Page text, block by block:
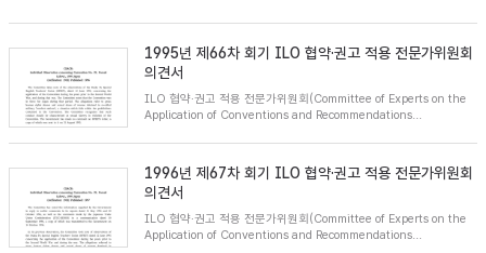
1995년 제66차 회기 ILO 협약·권고 적용 전문가위원회
의견서
ILO 협약·권고 적용 전문가위원회(Committee of Experts on the
Application of Conventions and Recommendations...
1996년 제67차 회기 ILO 협약·권고 적용 전문가위원회
의견서
ILO 협약·권고 적용 전문가위원회(Committee of Experts on the
Application of Conventions and Recommendations...